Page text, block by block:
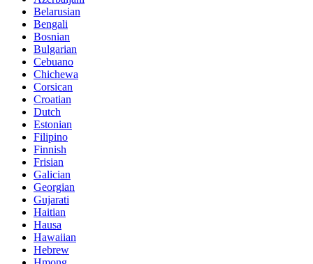
Belarusian
Bengali
Bosnian
Bulgarian
Cebuano
Chichewa
Corsican
Croatian
Dutch
Estonian
Filipino
Finnish
Frisian
Galician
Georgian
Gujarati
Haitian
Hausa
Hawaiian
Hebrew